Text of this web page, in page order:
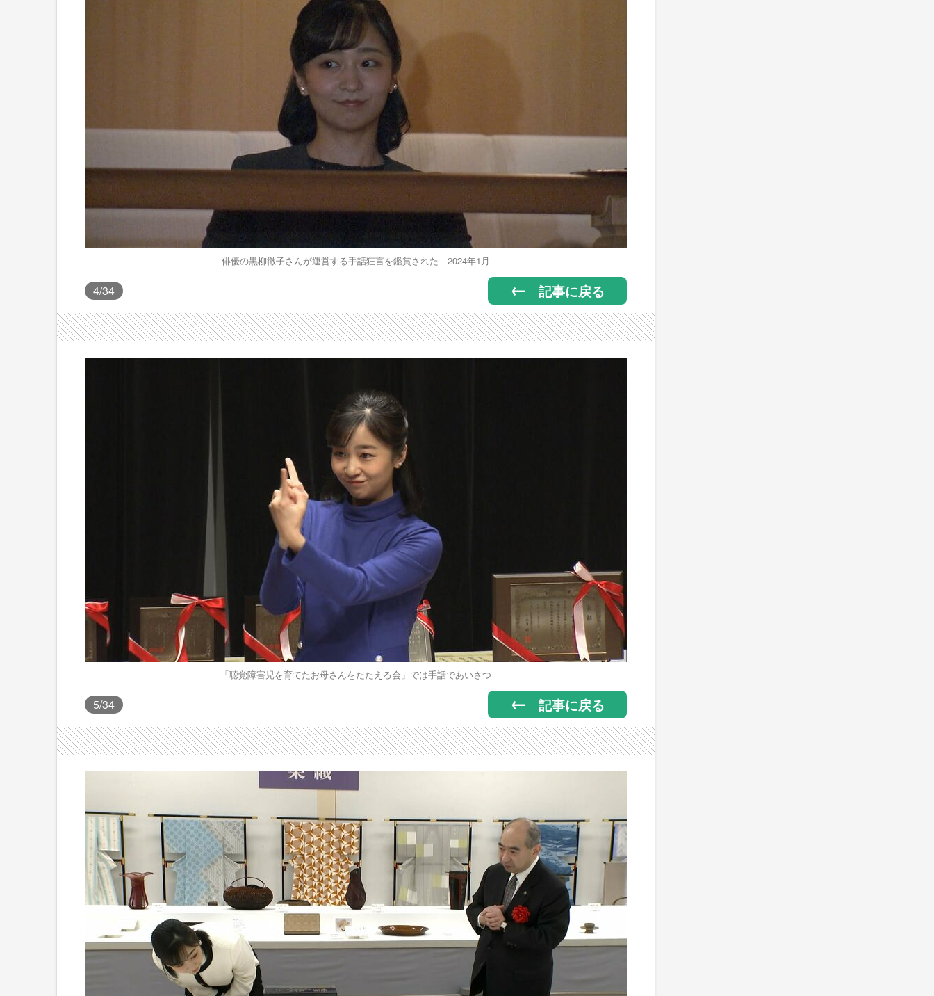
俳優の黒柳徹子さんが運営する手話狂言を鑑賞された 2024年1月
4/34 記事に戻る
「聴覚障害児を育てたお母さんをたたえる会」では手話であいさつ
5/34 記事に戻る